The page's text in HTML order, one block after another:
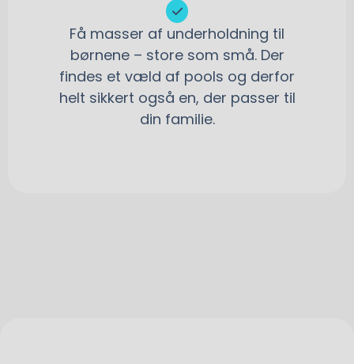
Få masser af underholdning til
børnene – store som små. Der
findes et væld af pools og derfor
helt sikkert også en, der passer til
din familie.